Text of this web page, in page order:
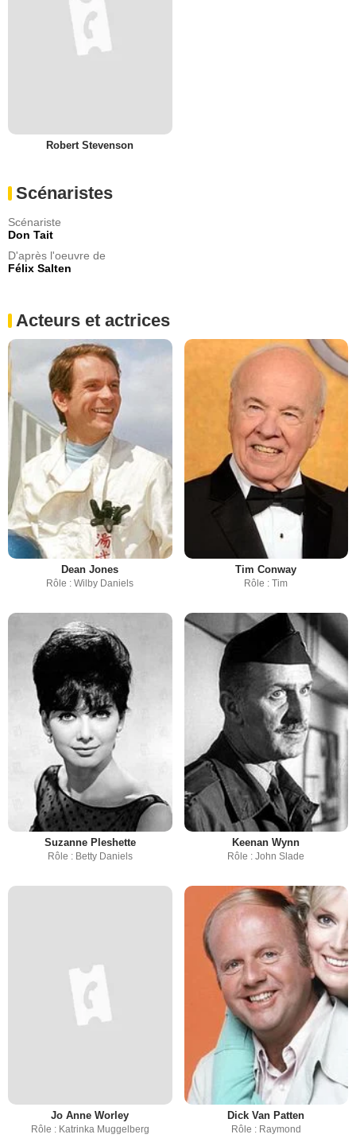
Robert Stevenson
Scénaristes
Scénariste
Don Tait
D'après l'oeuvre de
Félix Salten
Acteurs et actrices
Dean Jones
Rôle : Wilby Daniels
Tim Conway
Rôle : Tim
Suzanne Pleshette
Rôle : Betty Daniels
Keenan Wynn
Rôle : John Slade
Jo Anne Worley
Rôle : Katrinka Muggelberg
Dick Van Patten
Rôle : Raymond